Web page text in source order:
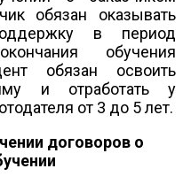
обязан оказывать
в период
обучения
обязан освоить
и отработать у
от 3 до 5 лет.
договоров о